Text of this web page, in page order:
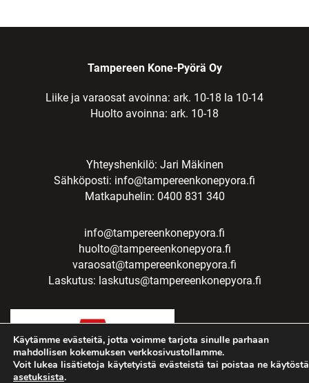
Tampereen Kone-Pyörä Oy
Liike ja varaosat avoinna: ark. 10-18 la 10-14
Huolto avoinna: ark. 10-18
Yhteyshenkilö: Jari Mäkinen
Sähköposti: info@tampereenkonepyora.fi
Matkapuhelin: 0400 831 340
info@tampereenkonepyora.fi
huolto@tampereenkonepyora.fi
varaosat@tampereenkonepyora.fi
Laskutus: laskutus@tampereenkonepyora.fi
Käytämme evästeitä, jotta voimme tarjota sinulle parhaan
mahdollisen kokemuksen verkkosivustollamme.
Voit lukea lisätietoja käytetyistä evästeistä tai poistaa ne käytöstä
asetuksista.